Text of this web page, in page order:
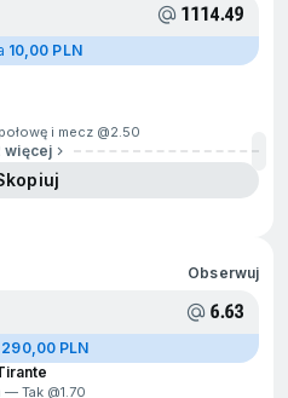
1114.49
10,00 PLN
i mecz @2.50
więcej
Obserwuj
6.63
290,00 PLN
Tak @1.70